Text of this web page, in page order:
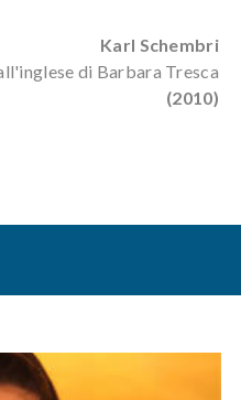
Karl Schembri
di Barbara Tresca
(2010)